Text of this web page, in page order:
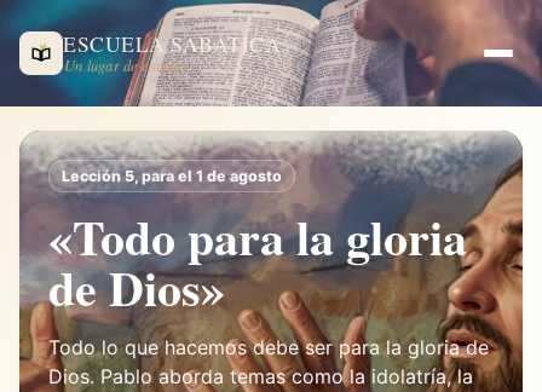
ESCUELA SABÁTICA
Un lugar de estudio
Lección 5, para el 1 de agosto
«Todo para la gloria
de Dios»
Todo lo que hacemos debe ser para la gloria de
Dios. Pablo aborda temas como la idolatría, la